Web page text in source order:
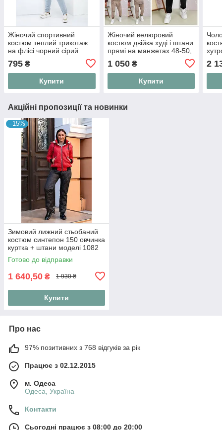
Жіночий спортивний
костюм теплий трикотаж
на флісі чорний сірий
48/50, 52/54, 56/60 60/62
795 ₴
Купити
Жіночий велюровий
костюм двійка худі і штани
прямі на манжетах 48-50,
52-54, 56-58, 60-62, 64-66,
68-70
1 050₴
Купити
2
Акційні пропозиції та новинки
–15%
Зимовий лижний стьобаний
костюм синтепон 150 овчинка
куртка + штани моделі 1082
(42-56) 46, Червоний
Готово до відправки
1 640,50 ₴ 1 930 ₴
Купити
Про нас
97% позитивних з 768 відгуків за рік
Працює з 02.12.2015
м. Одеса
Одеса, Україна
Контакти
Сьогодні працює з 08:00 до 20:00